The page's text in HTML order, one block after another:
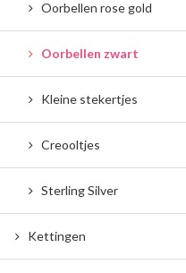
Oorbellen rose gold
Oorbellen zwart
Kleine stekertjes
Creooltjes
Sterling Silver
Kettingen